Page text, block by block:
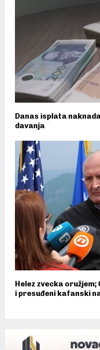
Danas isplata
davanja
Helez zvecka
i presuđeni kafanski